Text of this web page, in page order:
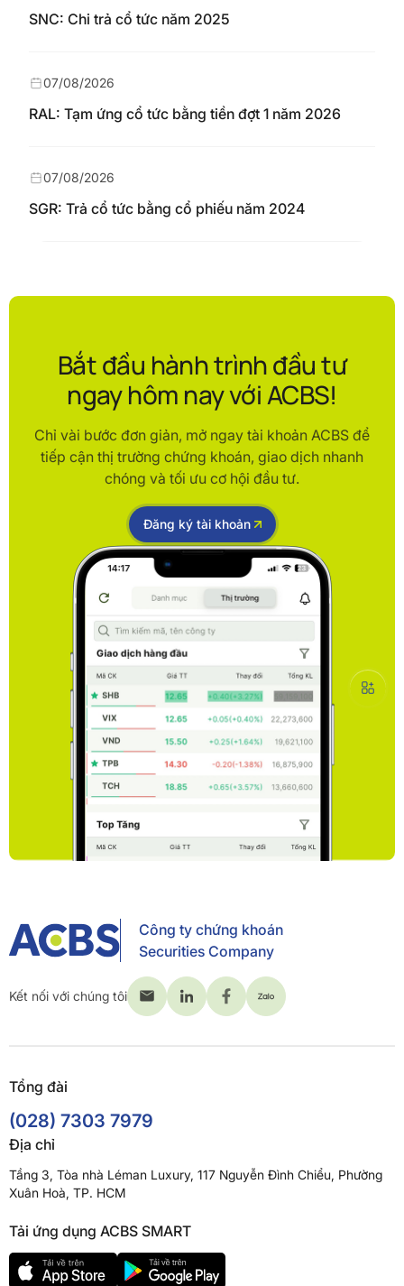
SNC: Chi trả cổ tức năm 2025
RAL: Tạm ứng cổ tức bằng tiền đợt 1 năm 2026
07/08/2026
SGR: Trả cổ tức bằng cổ phiếu năm 2024
07/08/2026
Bắt đầu hành trình đầu tư
ngay hôm nay với ACBS!
Chỉ vài bước đơn giản, mở ngay tài khoản ACBS để
tiếp cận thị trường chứng khoán, giao dịch nhanh
chóng và tối ưu cơ hội đầu tư.
Đăng ký tài khoản
Công ty chứng khoán
Securities Company
Kết nối với chúng tôi
Tổng đài
(028) 7303 7979
Địa chỉ
Tầng 3, Tòa nhà Léman Luxury, 117 Nguyễn Đình Chiểu, Phường
Xuân Hoà, TP. HCM
Tải ứng dụng ACBS SMART